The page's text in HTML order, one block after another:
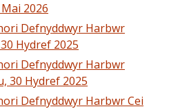
2026
Defnyddwyr Harbwr
Hydref 2025
Defnyddwyr Harbwr
30 Hydref 2025
Defnyddwyr Harbwr Cei